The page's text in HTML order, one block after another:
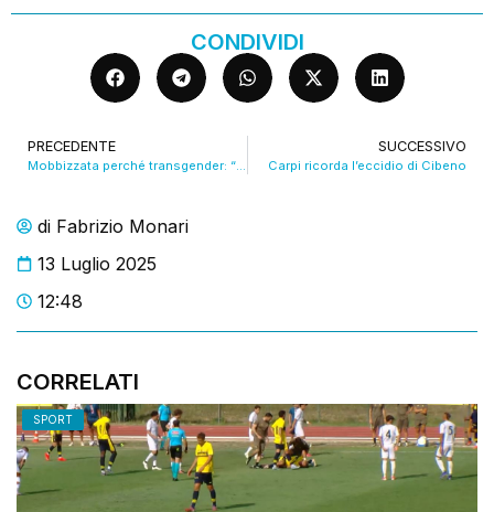
di Fabrizio Monari
13 Luglio 2025
12:48
CORRELATI
SPORT
CONDIVIDI
PRECEDENTE
Mobbizzata perché transgender: “Si vergognavano di me”
SUCCESSIVO
Carpi ricorda l’eccidio di Cibeno